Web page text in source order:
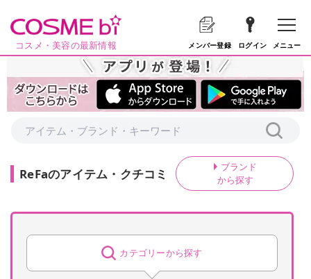
コスメ・美容の最新情報 メンバー登録 ログイン メニュー
ReFaのアイテム・クチコミ
ブランド
から探す
カテゴリーから探す